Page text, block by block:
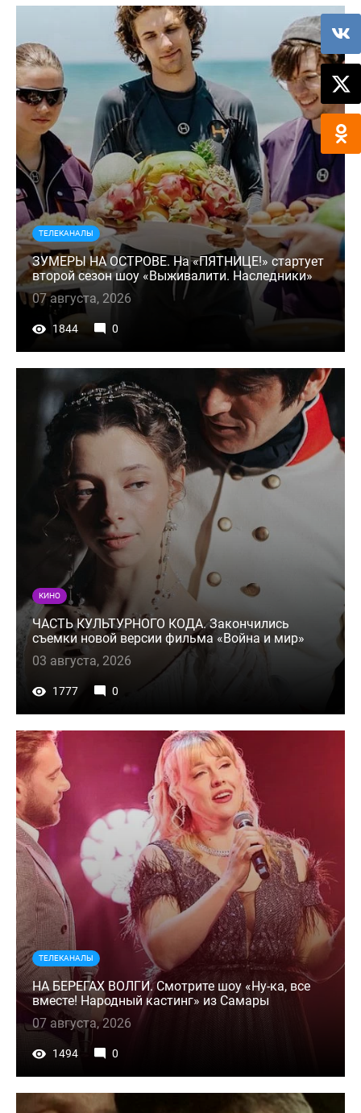
ТЕЛЕКАНАЛЫ
ЗУМЕРЫ НА ОСТРОВЕ. На «ПЯТНИЦЕ!» стартует
второй сезон шоу «Выживалити. Наследники»
07 августа, 2026
1844 0
КИНО
ЧАСТЬ КУЛЬТУРНОГО КОДА. Закончились
съемки новой версии фильма «Война и мир»
03 августа, 2026
1777 0
ТЕЛЕКАНАЛЫ
НА БЕРЕГАХ ВОЛГИ. Смотрите шоу «Ну-ка, все
вместе! Народный кастинг» из Самары
07 августа, 2026
1494 0